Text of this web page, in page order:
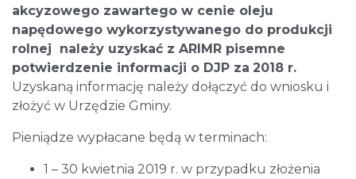
akcyzowego zawartego w cenie oleju
napędowego wykorzystywanego do produkcji
rolnej należy uzyskać z ARIMR pisemne
potwierdzenie informacji o DJP za 2018 r.
Uzyskaną informację należy dołączyć do wniosku i
złożyć w Urzędzie Gminy.
Pieniądze wypłacane będą w terminach:
1 – 30 kwietnia 2019 r. w przypadku złożenia